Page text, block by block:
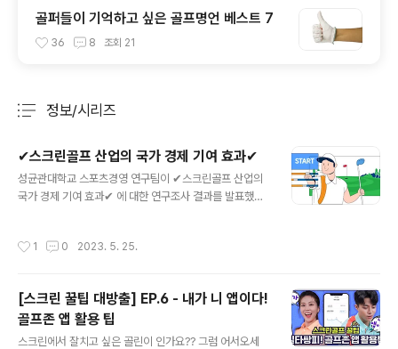
골퍼들이 기억하고 싶은 골프명언 베스트 7
36 8 조회 21
정보/시리즈
✔스크린골프 산업의 국가 경제 기여 효과✔
성균관대학교 스포츠경영 연구팀이 ✔스크린골프 산업의
국가 경제 기여 효과✔ 에 대한 연구조사 결과를 발표했습
스크린골프 산업은 생산 유발 효과와 부가가치 유발 효과
사됐습니다. 앞으로도 스크린골프 산업은 지속적인 성장세
와 함께 전체 골프 산업의 성장을 견인해 나갈 것으로 예측
됩니다. 특히, 성균관대학교 스포츠 경영 연구팀은 아날로
1 0 2023. 5. 25.
[스크린 꿀팁 대방출] EP.6 - 내가 니 앱이다!
골프존 앱 활용 팁
스크린에서 잘치고 싶은 골린이 인가요?? 그럼 어서오세